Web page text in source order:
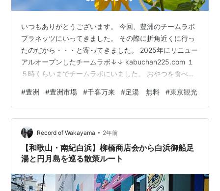
いつもありがとうございます。 今回、豊洲のチームラボ
プラネッツにいってきました。 その際に折角近くに行っ
たのだから・・・と寄ってきました。 2025年にリニュー
アルオープンしたチームラボ↓↓ kabuchan225.com １
５時くらいまでチームラボにいました。 おやつを食べよ
ンした施設になります。 住所 ：〒135-0061 東京都江東
区豊洲６丁目５−１ 電話：0335331515 千客万来のHP
営業時間 ：10～22時 折角来たのだから吟味してから食
べたいというところではありますが、子供は吟味する余
裕がありません。 チームラボから…
#豊洲 #豊洲市場 #千客万来 #足湯 無料 #東京観光
Record of Wakayama • 2年前
【和歌山・南紀白浜】柳橋商店会から白浜御船足
湯と円月島を巡る散策ルート